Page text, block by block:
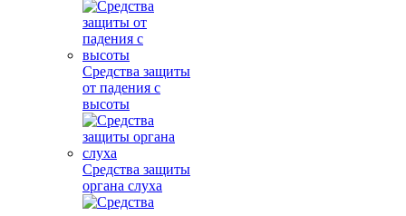
Средства защиты
от падения с
высоты
Средства защиты
органа слуха